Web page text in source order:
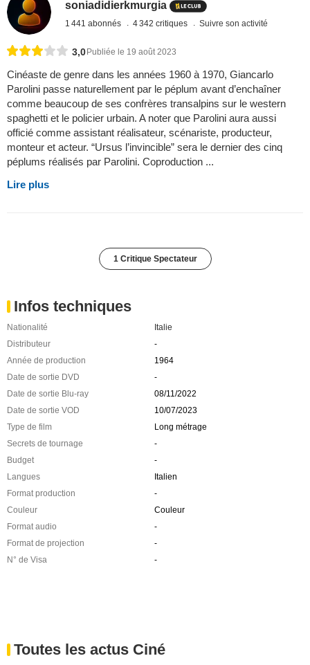
soniadidierkmurgia
1 441 abonnés 4 342 critiques Suivre son activité
3,0Publiée le 19 août 2023
Cinéaste de genre dans les années 1960 à 1970, Giancarlo
Parolini passe naturellement par le péplum avant d’enchaîner
comme beaucoup de ses confrères transalpins sur le western
spaghetti et le policier urbain. A noter que Parolini aura aussi
officié comme assistant réalisateur, scénariste, producteur,
monteur et acteur. “Ursus l’invincible” sera le dernier des cinq
péplums réalisés par Parolini. Coproduction ...
Lire plus
1 Critique Spectateur
Infos techniques
Nationalité
Italie
Distributeur
-
Année de production
1964
Date de sortie DVD
-
Date de sortie Blu-ray
08/11/2022
Date de sortie VOD
10/07/2023
Type de film
Long métrage
Secrets de tournage
-
Budget
-
Langues
Italien
Format production
-
Couleur
Couleur
Format audio
-
Format de projection
-
N° de Visa
-
Toutes les actus Ciné